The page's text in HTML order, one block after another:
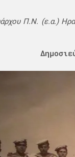
Π.Ν. (ε.α.)